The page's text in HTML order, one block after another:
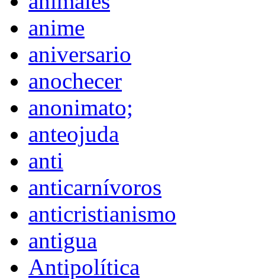
anime
aniversario
anochecer
anonimato;
anteojuda
anti
anticarnívoros
anticristianismo
antigua
Antipolítica